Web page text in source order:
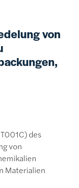
von
des
von
Materialien